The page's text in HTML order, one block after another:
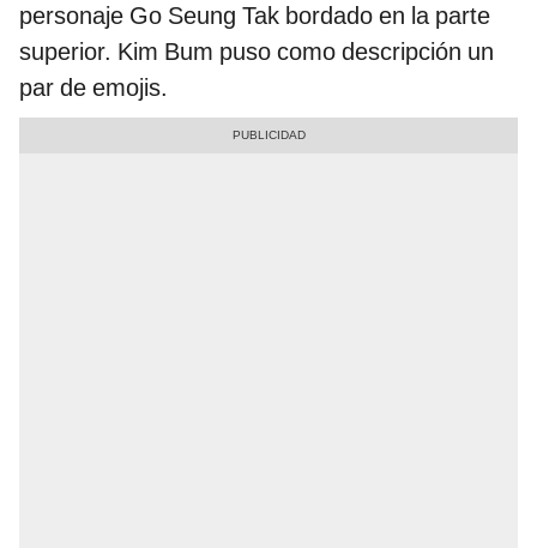
personaje Go Seung Tak bordado en la parte
superior. Kim Bum puso como descripción un
par de emojis.